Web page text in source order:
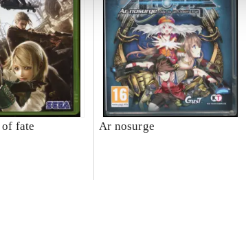
of fate Ar nosurge